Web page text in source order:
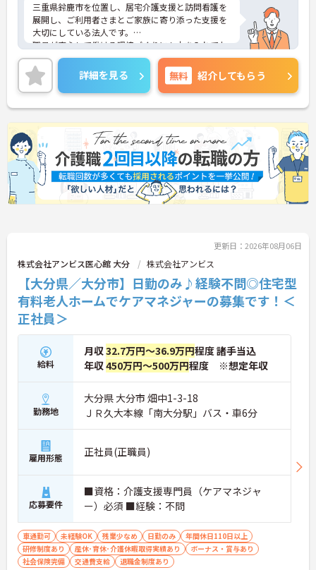
三重県鈴鹿市を位置し、居宅介護支援と訪問看護を
展開し、ご利用者さまとご家族に寄り添った支援を
大切にしている法人です。
職員が安心して働ける環境づくりにも力を入れてお
り、子育て中の方でも働きやすい職場を目指してい
ます。今回募集するのは居宅介護支援専門員。土日
祝休み・年間休日125日とお休みが充実しており、
仕事とプライベートの両立がしやすい環境です。ま
た、担当件数や認定調査に応じた手当も支給される
ため、頑張りが収入につながる点も魅力。少人数な
らではの連携の取りやすさがあり、利用者さま一人
ひとりと丁寧に向き合いたい方におすすめの職場で
す。
詳細を見る 無料 紹介してもらう
更新日：2026年08月06日
株式会社アンビス医心館 大分 株式会社アンビス
【大分県／大分市】日勤のみ♪経験不問◎住宅型
有料老人ホームでケアマネジャーの募集です！＜
正社員＞
給料
月収32.7万円～36.9万円程度 諸手当込
年収450万円～500万円程度 ※想定年収
勤務地
大分県 大分市 畑中1-3-18
ＪＲ久大本線「南大分駅」バス・車6分
雇用形態 正社員(正職員)
応募要件
■資格：介護支援専門員（ケアマネジャ
ー）必須 ■経験：不問
車通勤可 未経験OK 残業少なめ 日勤のみ
年間休日110日以上
研修制度あり
産休･育休･介護休暇取得実績あり
ボーナス・賞与あり
社会保険完備
交通費支給 退職金制度あり